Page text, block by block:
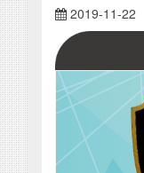
2019-11-22